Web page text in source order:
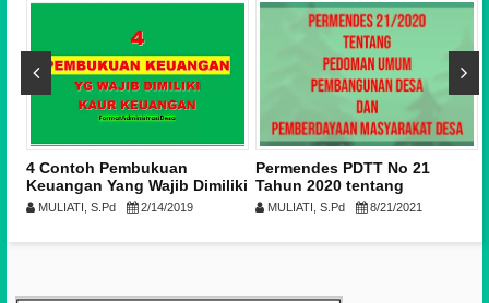
4 Contoh Pembukuan
Keuangan Yang Wajib Dimiliki
Kaur Keuangan [Format
MULIATI, S.Pd 2/14/2019
Permendes PDTT No 21
Tahun 2020 tentang
Pembangunan Desa dan
MULIATI, S.Pd 8/21/2021